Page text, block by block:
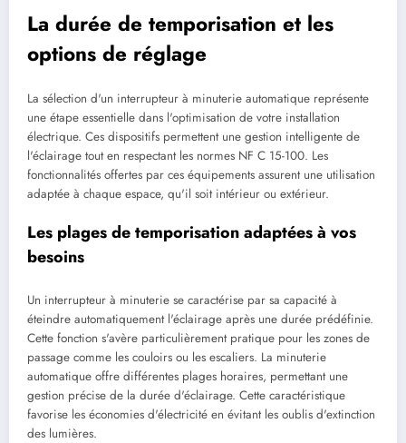
La durée de temporisation et les
options de réglage
La sélection d'un interrupteur à minuterie automatique représente
une étape essentielle dans l'optimisation de votre installation
électrique. Ces dispositifs permettent une gestion intelligente de
l'éclairage tout en respectant les normes NF C 15-100. Les
fonctionnalités offertes par ces équipements assurent une utilisation
adaptée à chaque espace, qu'il soit intérieur ou extérieur.
Les plages de temporisation adaptées à vos
besoins
Un interrupteur à minuterie se caractérise par sa capacité à
éteindre automatiquement l'éclairage après une durée prédéfinie.
Cette fonction s'avère particulièrement pratique pour les zones de
passage comme les couloirs ou les escaliers. La minuterie
automatique offre différentes plages horaires, permettant une
gestion précise de la durée d'éclairage. Cette caractéristique
favorise les économies d'électricité en évitant les oublis d'extinction
des lumières.